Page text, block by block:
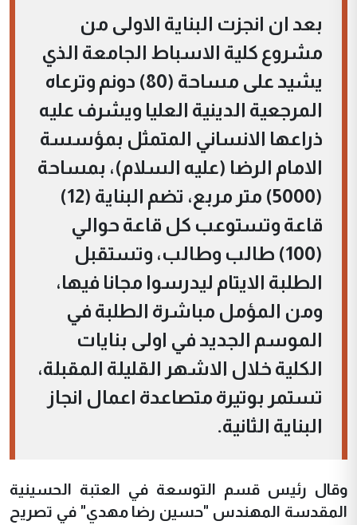
بعد ان انجزت البناية الاولى من
مشروع كلية الاسباط الجامعة الذي
يشيد على مساحة (80) دونم وترعاه
المرجعية الدينية العليا ويشرف عليه
ذراعها الانساني المتمثل بمؤسسة
الامام الرضا (عليه السلام)، بمساحة
(5000) متر مربع، تضم البناية (12)
قاعة وتستوعب كل قاعة حوالي
(100) طالب وطالب، وتستقبل
الطلبة الايتام ليدرسوا مجانا فيها،
ومن المؤمل مباشرة الطلبة في
الموسم الجديد في اولى بنايات
الكلية خلال الاشهر القليلة المقبلة،
تستمر بوتيرة متصاعدة اعمال انجاز
البناية الثانية.
وقال رئيس قسم التوسعة في العتبة الحسينية
المقدسة المهندس "حسين رضا مهدي" في تصريح